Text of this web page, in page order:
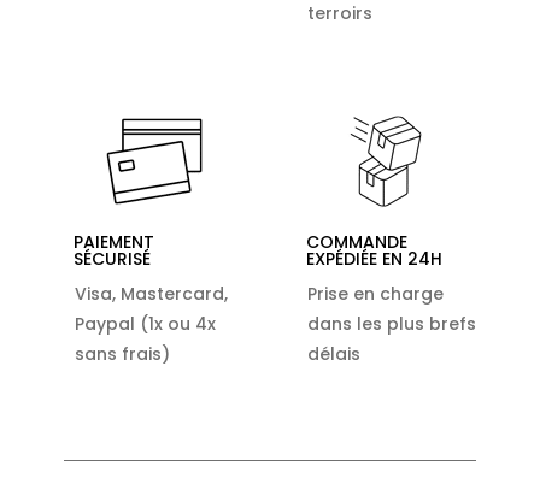
terroirs
PAIEMENT
SÉCURISÉ
Visa, Mastercard,
Paypal (1x ou 4x
sans frais)
COMMANDE
EXPÉDIÉE EN 24H
Prise en charge
dans les plus brefs
délais